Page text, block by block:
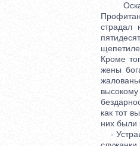
Оскар
страдал
Кроме
жены
как тот
них были
-